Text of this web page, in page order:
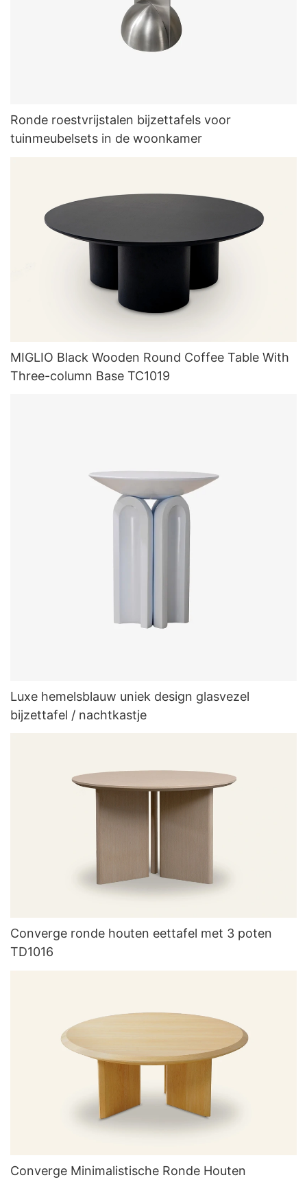
Ronde roestvrijstalen bijzettafels voor
tuinmeubelsets in de woonkamer
MIGLIO Black Wooden Round Coffee Table With
Three-column Base TC1019
Luxe hemelsblauw uniek design glasvezel
bijzettafel / nachtkastje
Converge ronde houten eettafel met 3 poten
TD1016
Converge Minimalistische Ronde Houten